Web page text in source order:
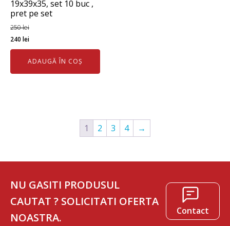
19x39x35, set 10 buc ,
pret pe set
250lei
Prețul
inițial
fost:
240 leiPrețul
curent
este:
240 lei.
ADAUGĂ ÎN COȘ
1 2 3 4 →
NU GASITI PRODUSUL
CAUTAT ? SOLICITATI OFERTA
NOASTRA.
Contact